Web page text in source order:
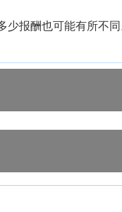
少报酬也可能有所不